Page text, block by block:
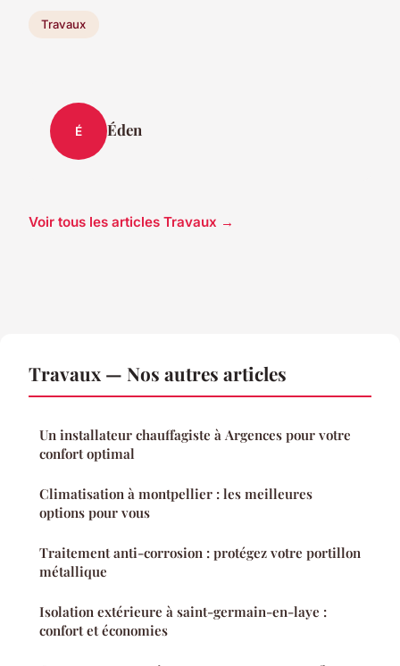
Travaux
É Éden
Voir tous les articles Travaux →
Travaux — Nos autres articles
Un installateur chauffagiste à Argences pour votre
confort optimal
Climatisation à montpellier : les meilleures
options pour vous
Traitement anti-corrosion : protégez votre portillon
métallique
Isolation extérieure à saint-germain-en-laye :
confort et économies